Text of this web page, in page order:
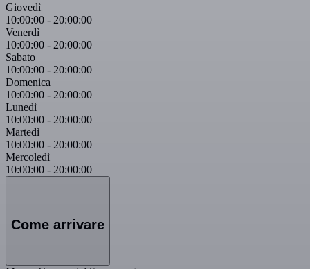
Giovedì
10:00:00 - 20:00:00
Venerdì
10:00:00 - 20:00:00
Sabato
10:00:00 - 20:00:00
Domenica
10:00:00 - 20:00:00
Lunedì
10:00:00 - 20:00:00
Martedì
10:00:00 - 20:00:00
Mercoledì
10:00:00 - 20:00:00
Come arrivare